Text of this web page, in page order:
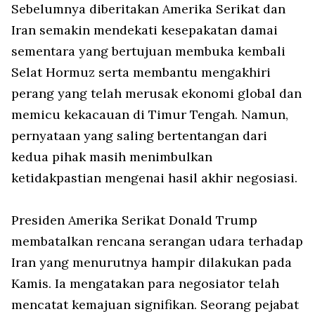
Sebelumnya diberitakan Amerika Serikat dan
Iran semakin mendekati kesepakatan damai
sementara yang bertujuan membuka kembali
Selat Hormuz serta membantu mengakhiri
perang yang telah merusak ekonomi global dan
memicu kekacauan di Timur Tengah. Namun,
pernyataan yang saling bertentangan dari
kedua pihak masih menimbulkan
ketidakpastian mengenai hasil akhir negosiasi.
Presiden Amerika Serikat Donald Trump
membatalkan rencana serangan udara terhadap
Iran yang menurutnya hampir dilakukan pada
Kamis. Ia mengatakan para negosiator telah
mencatat kemajuan signifikan. Seorang pejabat